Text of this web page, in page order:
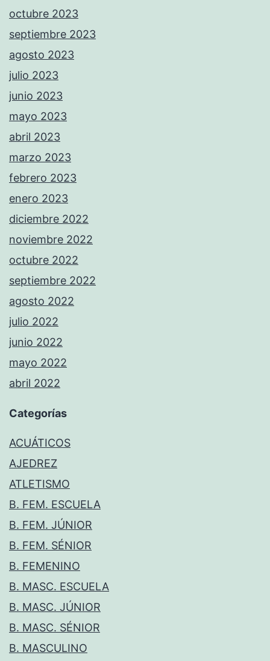
octubre 2023
septiembre 2023
agosto 2023
julio 2023
junio 2023
mayo 2023
abril 2023
marzo 2023
febrero 2023
enero 2023
diciembre 2022
noviembre 2022
octubre 2022
septiembre 2022
agosto 2022
julio 2022
junio 2022
mayo 2022
abril 2022
Categorías
ACUÁTICOS
AJEDREZ
ATLETISMO
B. FEM. ESCUELA
B. FEM. JÚNIOR
B. FEM. SÉNIOR
B. FEMENINO
B. MASC. ESCUELA
B. MASC. JÚNIOR
B. MASC. SÉNIOR
B. MASCULINO